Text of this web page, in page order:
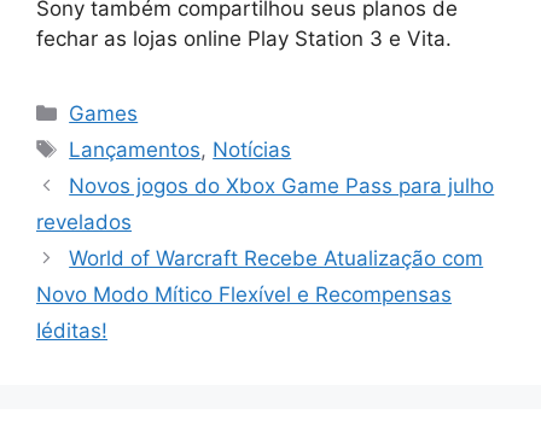
Sony também compartilhou seus planos de
fechar as lojas online Play Station 3 e Vita.
Categorias
Games
Tags
Lançamentos, Notícias
Novos jogos do Xbox Game Pass para julho
revelados
World of Warcraft Recebe Atualização com
Novo Modo Mítico Flexível e Recompensas
Iéditas!